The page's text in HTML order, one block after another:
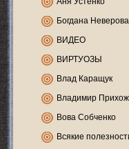
Богдана Неверова
ВИДЕО
ВИРТУОЗЫ
Влад Каращук
Владимир
Вова Собченко
Всякие